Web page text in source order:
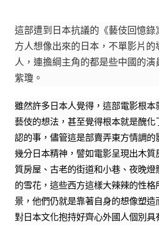
這部遭到日本抗議的《藝伎回憶錄
方人想像出來的日本，不單影片的
人，連擔綱主角的都是些中國的
紫瓊。
雖然許多日本人覺得，這部電影根
藝伎的想法，甚至覺得根本就是醜
認的事，儘管這是部賣弄東方情調的
幾分日本精神，譬如電影呈現出木
質房屋、古老的街道和小巷、夜晚
的雪花，這些西方這樣大辣辣的性
景，他們仍就是靠著自身的想像塑
對日本文化抱持好齊心外國人個別具